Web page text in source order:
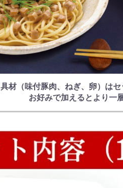
具材（味付豚肉、ねぎ、卵）はセ
お好みで加えるとより一